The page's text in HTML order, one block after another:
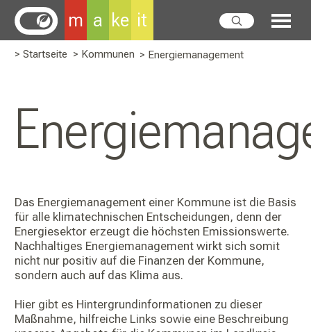
m a ke it
> Startseite > Kommunen > Energiemanagement
Das Energiemanagement einer Kommune ist die Basis
für alle klimatechnischen Entscheidungen, denn der
Energiesektor erzeugt die höchsten Emissionswerte.
Nachhaltiges Energiemanagement wirkt sich somit
nicht nur positiv auf die Finanzen der Kommune,
sondern auch auf das Klima aus.
Hier gibt es Hintergrundinformationen zu dieser
Maßnahme, hilfreiche Links sowie eine Beschreibung